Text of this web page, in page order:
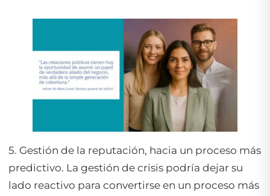
5. Gestión de la reputación, hacia un proceso más
predictivo. La gestión de crisis podría dejar su
lado reactivo para convertirse en un proceso más